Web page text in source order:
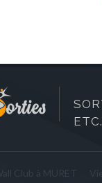
ETC.
Club à MURET